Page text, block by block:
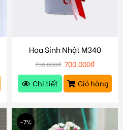
Hoa Sinh Nhật M340
750.000₫ 700.000₫
Chi tiết
Giỏ hàng
-7%